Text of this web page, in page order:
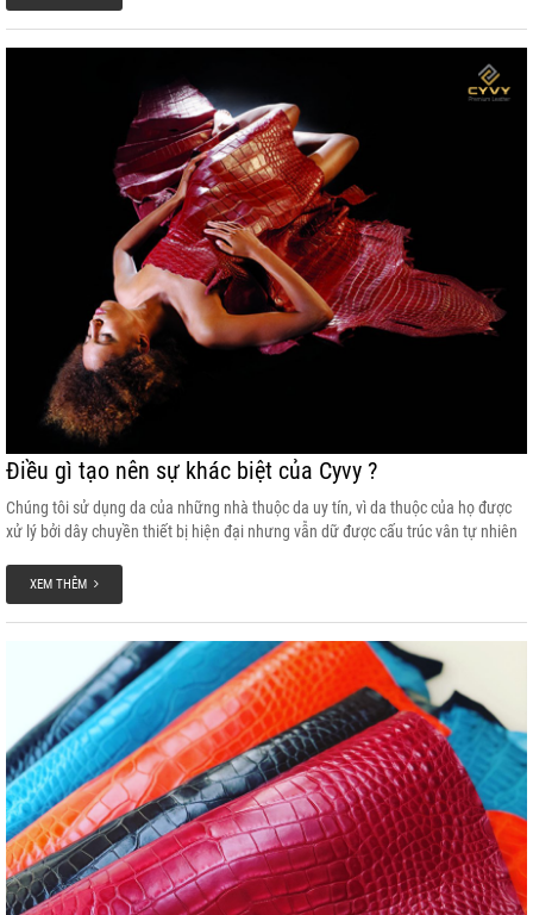
Điều gì tạo nên sự khác biệt của Cyvy ?
Chúng tôi sử dụng da của những nhà thuộc da uy tín, vì da thuộc của họ được
xử lý bởi dây chuyền thiết bị hiện đại nhưng vẫn dữ được cấu trúc vân tự nhiên
nét, không phai, tấm da mềm mại và không bị căng cứng.
XEM THÊM